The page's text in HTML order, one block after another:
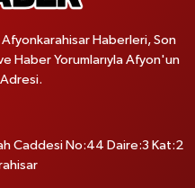
Haberleri, Son
Haber Yorumlarıyla Afyon'un
Caddesi No:44 Daire:3 Kat:2